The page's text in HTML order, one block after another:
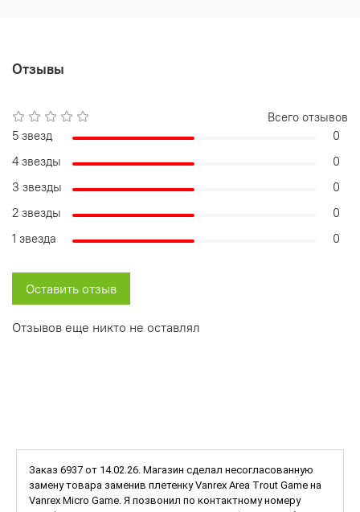
Отзывы
Отзывов еще никто не оставлял
Всего отзывов
5 звезд
0
4 звезды
0
3 звезды
0
2 звезды
0
1 звезда
0
Оставить отзыв
Заказ 6937 от 14.02.26. Магазин сделал несогласованную
замену товара заменив плетенку Vanrex Area Trout Game на
Vanrex Micro Game. Я позвонил по контактному номеру